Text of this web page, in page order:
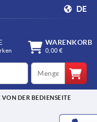
DE
WARENKORB
0,00 €
qty
DER BEDIENSEITE